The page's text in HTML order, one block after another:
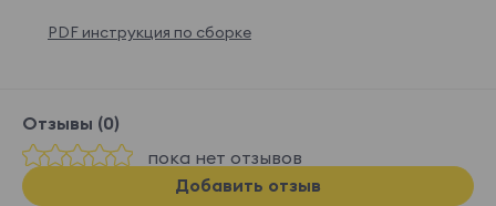
PDF инструкция по сборке
Отзывы (0)
пока нет отзывов
Добавить отзыв